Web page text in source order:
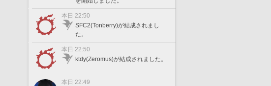
本日 22:50
SFC2(Tonberry)が結成されまし
た。
本日 22:50
ktdy(Zeromus)が結成されました。
本日 22:49